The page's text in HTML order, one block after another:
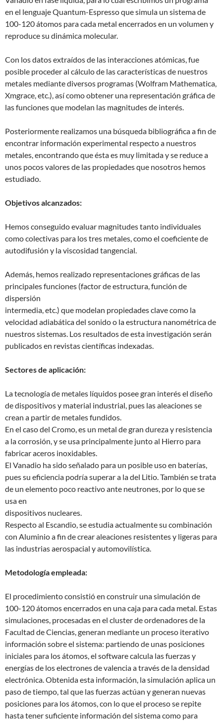
en el lenguaje Quantum-Espresso que simula un sistema de
100-120 átomos para cada metal encerrados en un volumen y
reproduce su dinámica molecular.
Con los datos extraídos de las interacciones atómicas, fue
posible proceder al cálculo de las características de nuestros
metales mediante diversos programas (Wolfram Mathematica,
Xmgrace, etc.), así como obtener una representación gráfica de
las funciones que modelan las magnitudes de interés.
Posteriormente realizamos una búsqueda bibliográfica a fin de
encontrar información experimental respecto a nuestros
metales, encontrando que ésta es muy limitada y se reduce a
unos pocos valores de las propiedades que nosotros hemos
estudiado.
Objetivos alcanzados:
Hemos conseguido evaluar magnitudes tanto individuales
como colectivas para los tres metales, como el coeficiente de
autodifusión y la viscosidad tangencial.
Además, hemos realizado representaciones gráficas de las
principales funciones (factor de estructura, función de
dispersión
intermedia, etc.) que modelan propiedades clave como la
velocidad adiabática del sonido o la estructura nanométrica de
nuestros sistemas. Los resultados de esta investigación serán
publicados en revistas científicas indexadas.
Sectores de aplicación:
La tecnología de metales líquidos posee gran interés el diseño
de dispositivos y material industrial, pues las aleaciones se
crean a partir de metales fundidos.
En el caso del Cromo, es un metal de gran dureza y resistencia
a la corrosión, y se usa principalmente junto al Hierro para
fabricar aceros inoxidables.
El Vanadio ha sido señalado para un posible uso en baterías,
pues su eficiencia podría superar a la del Litio. También se trata
de un elemento poco reactivo ante neutrones, por lo que se
usa en
dispositivos nucleares.
Respecto al Escandio, se estudia actualmente su combinación
con Aluminio a fin de crear aleaciones resistentes y ligeras para
las industrias aerospacial y automovilística.
Metodología empleada:
El procedimiento consistió en construir una simulación de
100-120 átomos encerrados en una caja para cada metal. Estas
simulaciones, procesadas en el cluster de ordenadores de la
Facultad de Ciencias, generan mediante un proceso iterativo
información sobre el sistema: partiendo de unas posiciones
iniciales para los átomos, el software calcula las fuerzas y
energías de los electrones de valencia a través de la densidad
electrónica. Obtenida esta información, la simulación aplica un
paso de tiempo, tal que las fuerzas actúan y generan nuevas
posiciones para los átomos, con lo que el proceso se repite
hasta tener suficiente información del sistema como para